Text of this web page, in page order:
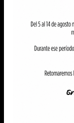
de la Torre